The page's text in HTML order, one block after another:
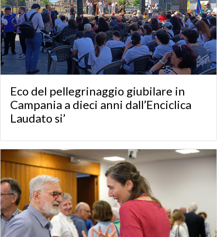
Eco del pellegrinaggio giubilare in
Campania a dieci anni dall’Enciclica
Laudato si’